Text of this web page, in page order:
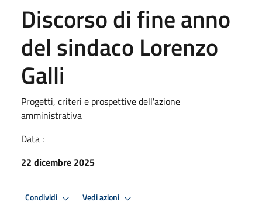
Discorso di fine anno
del sindaco Lorenzo
Galli
Progetti, criteri e prospettive dell'azione
amministrativa
Data :
22 dicembre 2025
Condividi Vedi azioni